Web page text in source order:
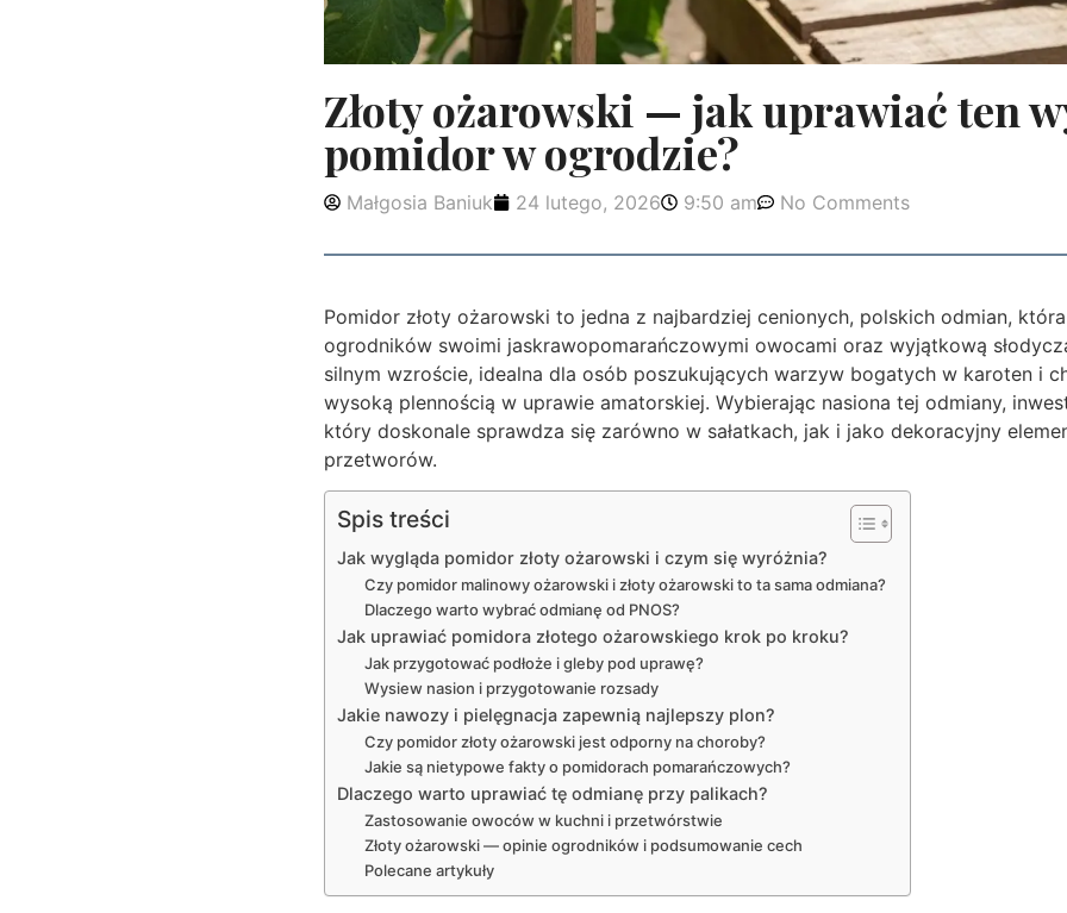
Złoty ożarowski — jak uprawiać ten
pomidor w ogrodzie?
Małgosia Baniuk 24 lutego, 2026 9:50 am No Comments
Pomidor złoty ożarowski to jedna z najbardziej cenionych, polskich odmian,
ogrodników swoimi jaskrawopomarańczowymi owocami oraz wyjątkową
silnym wzroście, idealna dla osób poszukujących warzyw bogatych w karoten i
wysoką plennością w uprawie amatorskiej. Wybierając nasiona tej odmiany,
który doskonale sprawdza się zarówno w sałatkach, jak i jako dekoracyjny
przetworów.
Spis treści
Jak wygląda pomidor złoty ożarowski i czym się wyróżnia?
Czy pomidor malinowy ożarowski i złoty ożarowski to ta sama odmiana?
Dlaczego warto wybrać odmianę od PNOS?
Jak uprawiać pomidora złotego ożarowskiego krok po kroku?
Jak przygotować podłoże i gleby pod uprawę?
Wysiew nasion i przygotowanie rozsady
Jakie nawozy i pielęgnacja zapewnią najlepszy plon?
Czy pomidor złoty ożarowski jest odporny na choroby?
Jakie są nietypowe fakty o pomidorach pomarańczowych?
Dlaczego warto uprawiać tę odmianę przy palikach?
Zastosowanie owoców w kuchni i przetwórstwie
Złoty ożarowski — opinie ogrodników i podsumowanie cech
Polecane artykuły